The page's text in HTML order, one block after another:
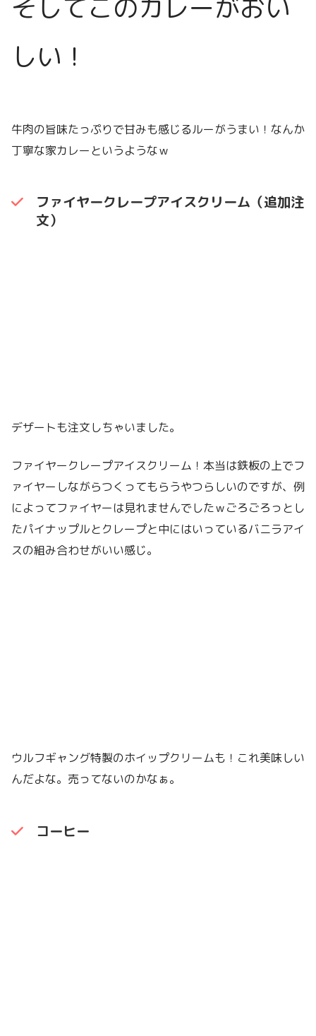
しい！
牛肉の旨味たっぷりで甘みも感じるルーがうまい！なんか
丁寧な家カレーというようなｗ
ファイヤークレープアイスクリーム（追加注
文）
デザートも注文しちゃいました。
ファイヤークレープアイスクリーム！本当は鉄板の上でフ
ァイヤーしながらつくってもらうやつらしいのですが、例
によってファイヤーは見れませんでしたｗごろごろっとし
たパイナップルとクレープと中にはいっているバニラアイ
スの組み合わせがいい感じ。
ウルフギャング特製のホイップクリームも！これ美味しい
んだよな。売ってないのかなぁ。
コーヒー